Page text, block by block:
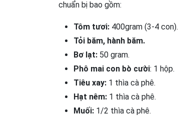
chuẩn bị bao gồm:
Tôm tươi: 400gram (3-4 con).
Tỏi băm, hành băm.
Bơ lạt: 50 gram.
Phô mai con bò cười: 1 hộp.
Tiêu xay: 1 thìa cà phê.
Hạt nêm: 1 thìa cà phê.
Muối: 1/2 thìa cà phê.